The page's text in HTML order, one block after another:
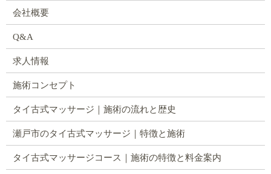
会社概要
Q&A
求人情報
施術コンセプト
タイ古式マッサージ｜施術の流れと歴史
瀬戸市のタイ古式マッサージ｜特徴と施術
タイ古式マッサージコース｜施術の特徴と料金案内